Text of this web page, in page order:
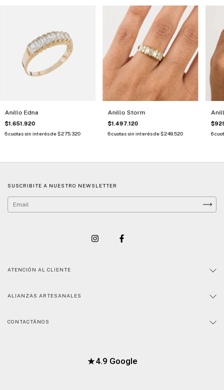
Anillo Edna
$1.651.920
6cuotas sin interés de$275.320
Anillo Storm
$1.497.120
6cuotas sin interés de$249.520
6
SUSCRIBITE A NUESTRO NEWSLETTER
ATENCIÓN AL CLIENTE
ALIANZAS ARTESANALES
CONTACTÁNOS
★4.9 Google